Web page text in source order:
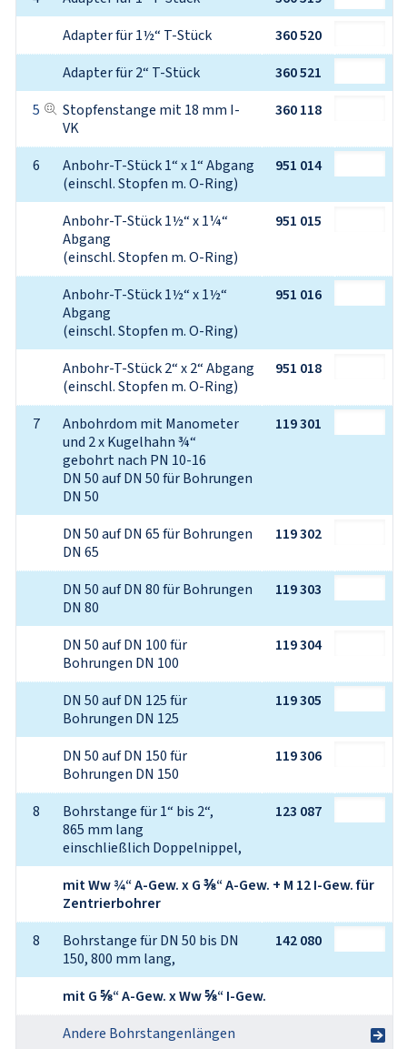
Adapter für 1½“ T-Stück
360 520
Adapter für 2“ T-Stück
360 521
5
Stopfenstange mit 18 mm I-
VK
360 118
6
Anbohr-T-Stück 1“ x 1“ Abgang
(einschl. Stopfen m. O-Ring)
951 014
Anbohr-T-Stück 1½“ x 1¼“
Abgang
(einschl. Stopfen m. O-Ring)
951 015
Anbohr-T-Stück 1½“ x 1½“
Abgang
(einschl. Stopfen m. O-Ring)
951 016
Anbohr-T-Stück 2“ x 2“ Abgang
(einschl. Stopfen m. O-Ring)
951 018
7
Anbohrdom mit Manometer
und 2 x Kugelhahn ¾“
gebohrt nach PN 10-16
DN 50 auf DN 50 für Bohrungen
DN 50
119 301
DN 50 auf DN 65 für Bohrungen
DN 65
119 302
DN 50 auf DN 80 für Bohrungen
DN 80
119 303
DN 50 auf DN 100 für
Bohrungen DN 100
119 304
DN 50 auf DN 125 für
Bohrungen DN 125
119 305
DN 50 auf DN 150 für
Bohrungen DN 150
119 306
8
Bohrstange für 1“ bis 2“,
865 mm lang
einschließlich Doppelnippel,
123 087
mit Ww ¾“ A-Gew. x G ⅜“ A-Gew. + M 12 I-Gew. für
Zentrierbohrer
8
Bohrstange für DN 50 bis DN
150, 800 mm lang,
142 080
mit G ⅝“ A-Gew. x Ww ⅝“ I-Gew.
Andere Bohrstangenlängen